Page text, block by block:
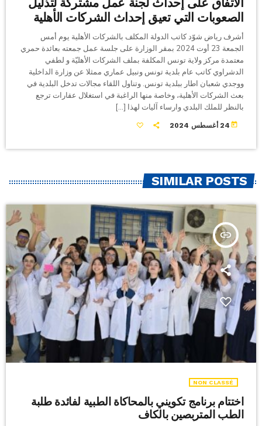
الصعوبات التي تعيق إحداث الشركات الأهلية
أشرف رياض شوّد كاتب الدولة المكلف بالشركات الأهلية يوم أمس
الجمعة 23 أوت 2024 بمقر الوزارة على جلسة عمل جمعته بعائدة حمري
معتمدة مركز ولاية تونس المكلفة بملف الشركات الأهليّة و لطفي
الدشراوي كاتب عام بلدية تونس ونبيل عماري ممثلا عن وزارة الداخلية
ووجدي شعبان اطار ببلدية تونس. وتناول اللقاء مجالات تدخل البلدية في
بعث الشركات الأهلية، وخاصة منها الراغبة في استغلال عقارات ترجع
بالنظر للملك البلدي وارساء آليات لهذا […]
today 24 أغسطس 2024
SIMILAR POSTS
insert_link
NON CLASSÉ
اختتام برنامج تكويني بالمحاكاة الطبية لفائدة طلبة
الطب المتربصين بالكاف